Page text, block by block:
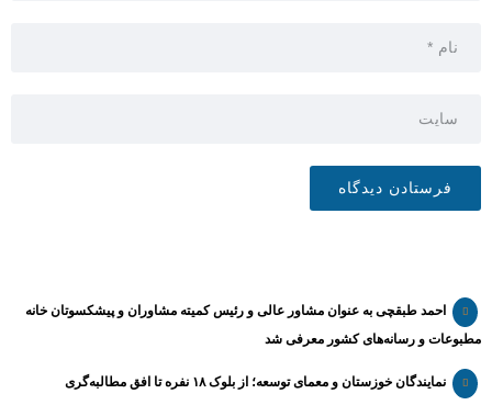
احمد طبقچی به عنوان مشاور عالی و رئیس کمیته مشاوران و پیشکسوتان خانه
مطبوعات و رسانه‌های کشور معرفی شد
نمایندگان خوزستان و معمای توسعه؛ از بلوک ۱۸ نفره تا افق مطالبه‌گری